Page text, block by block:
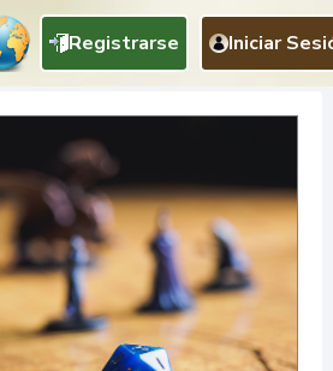
Registrarse Iniciar